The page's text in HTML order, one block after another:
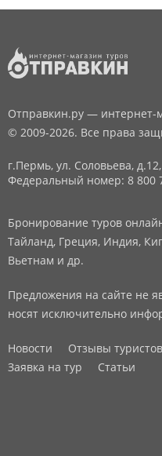
Отправкин.ру — интернет-
© 2009-2026. Все права
г.Пермь, ул. Соловьева, д.12,
Федеральный номер: 8 800
Бронирование туров
Тайланд, Греция, Индия,
Вьетнам и др.
Предложения на сайте не
носят исключительно
Новости Отзывы туристов
Заявка на тур
Статьи